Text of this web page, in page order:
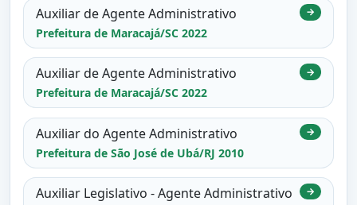
Auxiliar de Agente Administrativo
Prefeitura de Maracajá/SC 2022
→
Auxiliar de Agente Administrativo
Prefeitura de Maracajá/SC 2022
→
Auxiliar do Agente Administrativo
Prefeitura de São José de Ubá/RJ 2010
→
Auxiliar Legislativo - Agente Administrativo →